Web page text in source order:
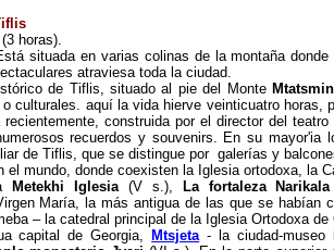
(3 horas).
situada en varias colinas de la montaña
atraviesa toda la ciudad.
de Tiflis, situado al pie del Monte
culturales. aquí la vida hierve veinticuatro horas,
recientemente, construida por el director del
recuerdos y souvenirs. En su
de Tiflis, que se distingue por galerías y
mundo, donde coexisten la Iglesia ortodoxa, la
Metekhi Iglesia(V s.), La fortaleza Narikala
María, la más antigua de las que se habían
– la catedral principal de la Iglesia Ortodoxa de
capital de Georgia,
Mtsjeta- la ciudad-museo